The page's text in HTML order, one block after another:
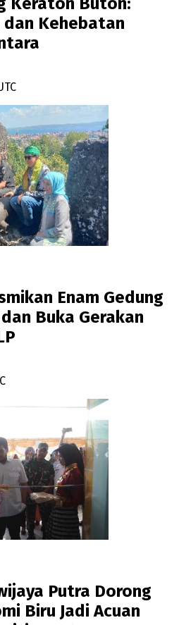
Kehebatan
Enam Gedung
Buka Gerakan
Putra Dorong
Biru Jadi Acuan